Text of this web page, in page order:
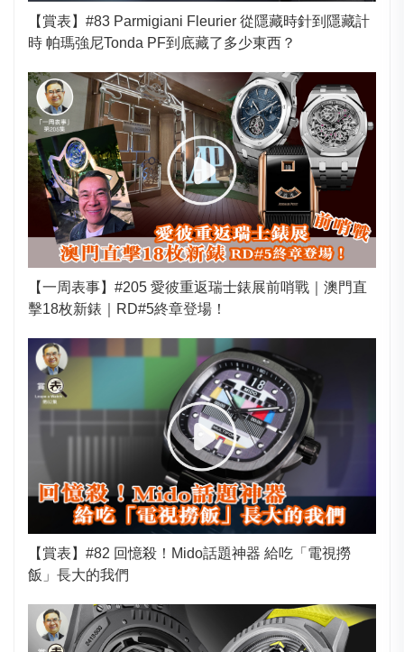
【賞表】#83 Parmigiani Fleurier 從隱藏時針到隱藏計
時 帕瑪強尼Tonda PF到底藏了多少東西？
【一周表事】#205 愛彼重返瑞士錶展前哨戰｜澳門直
擊18枚新錶｜RD#5終章登場！
【賞表】#82 回憶殺！Mido話題神器 給吃「電視撈
飯」長大的我們